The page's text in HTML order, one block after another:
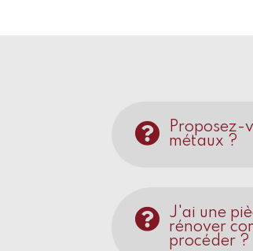
Proposez-
métaux ?
J'ai une
rénover
procéder ?